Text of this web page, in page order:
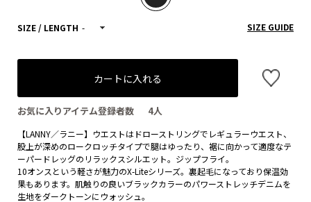
SIZE / LENGTH - SIZE GUIDE
カートに入れる
お気に入りアイテム登録者数 4人
【LANNY／ラニー】ウエストはドローストリングでレギュラーウエスト、
股上が深めのロークロッチタイプで腿はゆったり、裾に向かって適度なテ
ーパードレッグのリラックスシルエット。ジップフライ。
10オンスという軽さが魅力のX-Liteシリーズ。裏起毛になっており保温効
果もあります。肌触りの良いブラックカラーのパワーストレッチデニムを
生地をダークトーンにウォッシュ。